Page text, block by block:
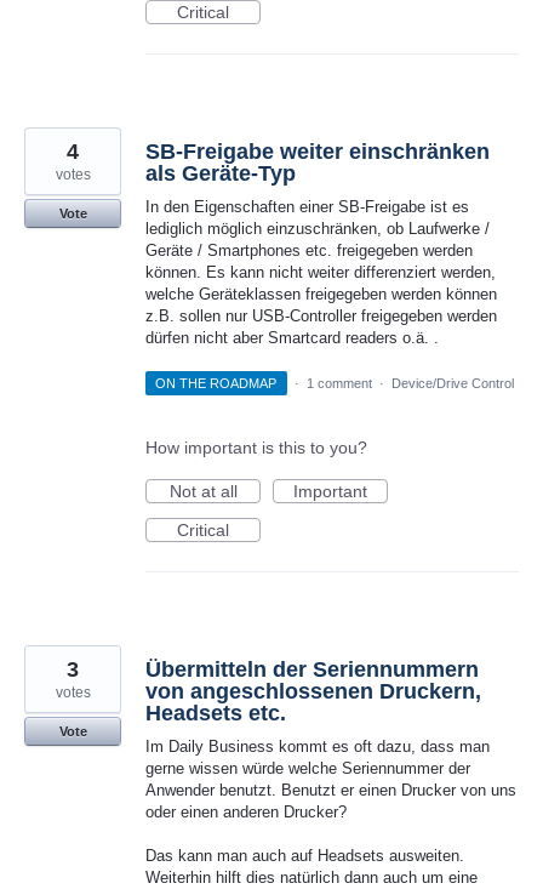
Critical
SB-Freigabe weiter einschränken
als Geräte-Typ
In den Eigenschaften einer SB-Freigabe ist es
lediglich möglich einzuschränken, ob Laufwerke /
Geräte / Smartphones etc. freigegeben werden
können. Es kann nicht weiter differenziert werden,
welche Geräteklassen freigegeben werden können
z.B. sollen nur USB-Controller freigegeben werden
dürfen nicht aber Smartcard readers o.ä. .
4
votes
Vote
ON THE ROADMAP · 1 comment · Device/Drive Control
How important is this to you?
Not at all
Important
Critical
Übermitteln der Seriennummern
von angeschlossenen Druckern,
Headsets etc.
Im Daily Business kommt es oft dazu, dass man
gerne wissen würde welche Seriennummer der
Anwender benutzt. Benutzt er einen Drucker von uns
oder einen anderen Drucker?
Das kann man auch auf Headsets ausweiten.
Weiterhin hilft dies natürlich dann auch um eine
3
votes
Vote